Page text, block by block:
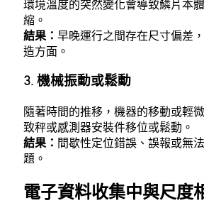
環境溫度的突然變化會導致鱗片本
縮。
結果：早晚運行之間存在尺寸偏差
造方面。
3. 機械振動或鬆動
隨著時間的推移，機器的移動或輕
致秤或感測器安裝件移位或鬆動。
結果： 間歇性定位錯誤、誤報或無
題。
電子資料收集中與尺度